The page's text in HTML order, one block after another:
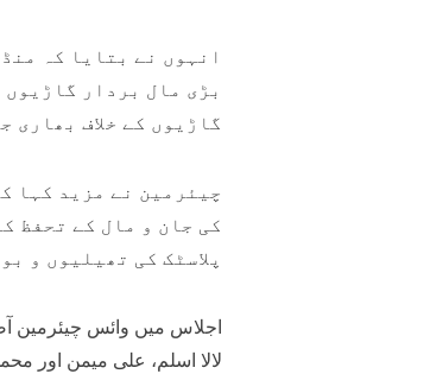
انہوں نے بتایا کہ
بڑی مال بردار
گاڑیوں کے خلاف بھاری
چیئرمین نے مزید کہا
کی جان و مال کے تحفظ
پلاسٹک کی تھیلیوں و
اجلاس میں وائس چیئرمین
لالا اسلم، علی میمن اور